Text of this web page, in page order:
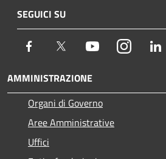
SEGUICI SU
Facebook Twitter YoutubeInstagram
AMMINISTRAZIONE
Organi di Governo
Aree Amministrative
Uffici